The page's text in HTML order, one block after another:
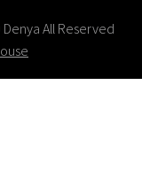
All Reserved